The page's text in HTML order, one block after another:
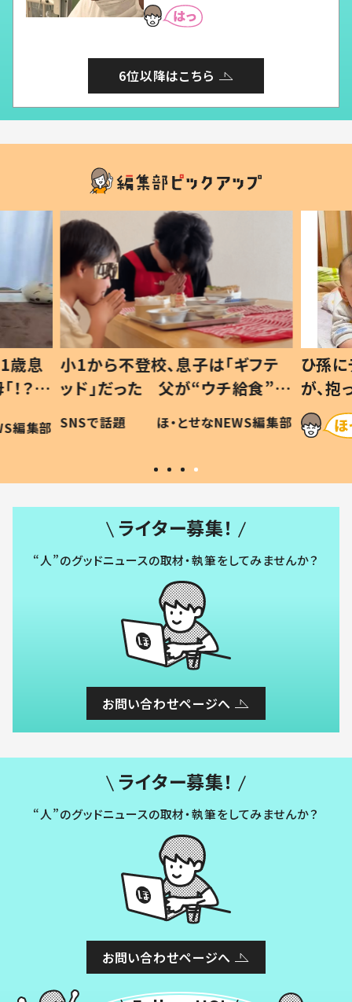
6位以降はこちら
歳息
？」
編集部
小1から不登校、息子は「ギフテ
ッド」だった 父が“ウチ給食”を
作り続ける理由とは #令和の親
#令和の子
SNSで話題 ほ・とせなNEWS編集部
ひ孫
が、
「涙が
い」
ライター募集！
“人”のグッドニュースの取材・執筆をしてみませんか？
お問い合わせページへ
ライター募集！
“人”のグッドニュースの取材・執筆をしてみませんか？
お問い合わせページへ